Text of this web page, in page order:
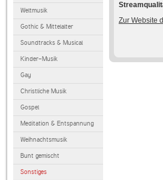
Weltmusik
Gothic & Mittelalter
Soundtracks & Musical
Kinder-Musik
Gay
Christliche Musik
Gospel
Meditation & Entspannung
Weihnachtsmusik
Bunt gemischt
Sonstiges
Zur Website